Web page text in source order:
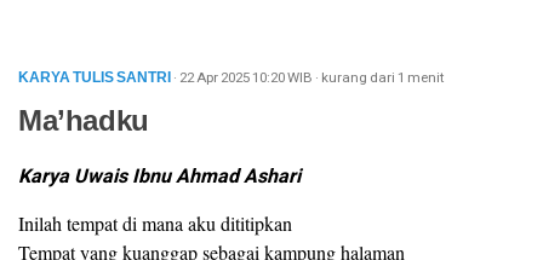
KARYA TULIS SANTRI · 22 Apr 202510:20WIB · kurang dari 1 menit
Ma’hadku
Karya Uwais Ibnu Ahmad Ashari
Inilah tempat di mana aku dititipkan
Tempat yang kuanggap sebagai kampung halaman